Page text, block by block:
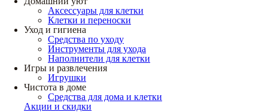
Аксессуары для клетки
Клетки и переноски
Уход и гигиена
Средства по уходу
Инструменты для ухода
Наполнители для клетки
Игры и развлечения
Игрушки
Чистота в доме
Средства для дома и клетки
Акции и скидки